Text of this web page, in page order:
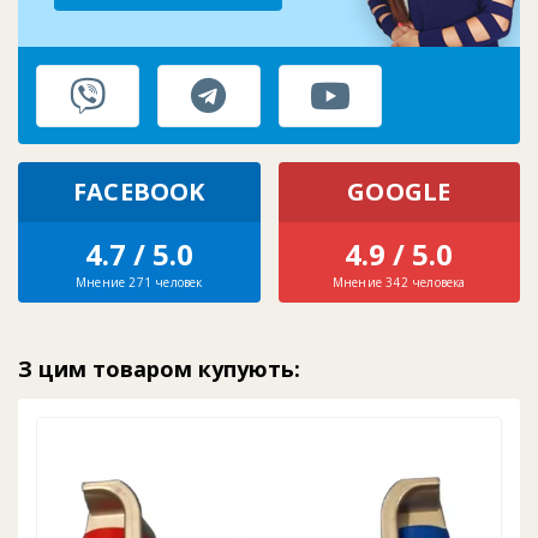
FACEBOOK
4.7 / 5.0
Мнение 271 человек
GOOGLE
4.9 / 5.0
Мнение 342 человека
З цим товаром купують: